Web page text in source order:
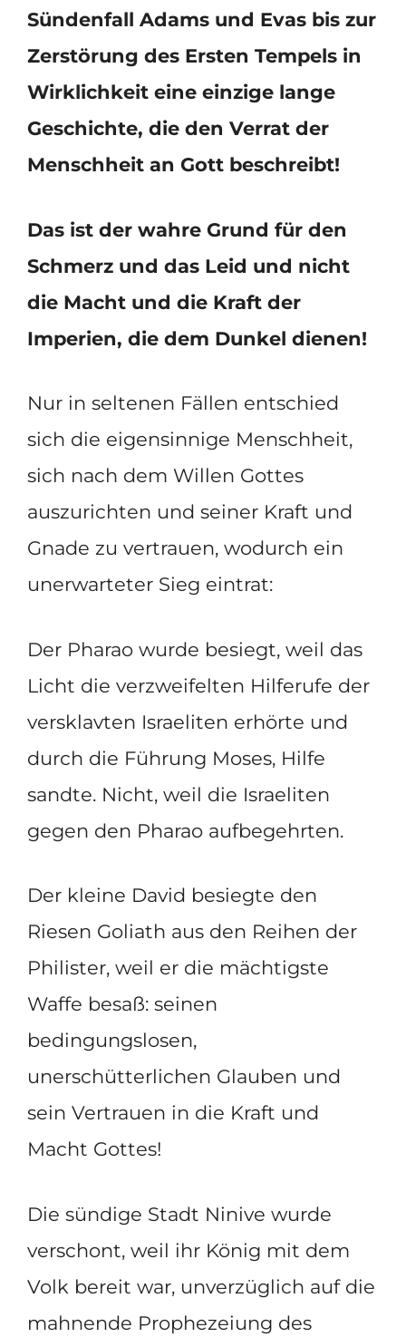
Sündenfall Adams und Evas bis zur
Zerstörung des Ersten Tempels in
Wirklichkeit eine einzige lange
Geschichte, die den Verrat der
Menschheit an Gott beschreibt!
Das ist der wahre Grund für den
Schmerz und das Leid und nicht
die Macht und die Kraft der
Imperien, die dem Dunkel dienen!
Nur in seltenen Fällen entschied
sich die eigensinnige Menschheit,
sich nach dem Willen Gottes
auszurichten und seiner Kraft und
Gnade zu vertrauen, wodurch ein
unerwarteter Sieg eintrat:
Der Pharao wurde besiegt, weil das
Licht die verzweifelten Hilferufe der
versklavten Israeliten erhörte und
durch die Führung Moses, Hilfe
sandte. Nicht, weil die Israeliten
gegen den Pharao aufbegehrten.
Der kleine David besiegte den
Riesen Goliath aus den Reihen der
Philister, weil er die mächtigste
Waffe besaß: seinen
bedingungslosen,
unerschütterlichen Glauben und
sein Vertrauen in die Kraft und
Macht Gottes!
Die sündige Stadt Ninive wurde
verschont, weil ihr König mit dem
Volk bereit war, unverzüglich auf die
mahnende Prophezeiung des